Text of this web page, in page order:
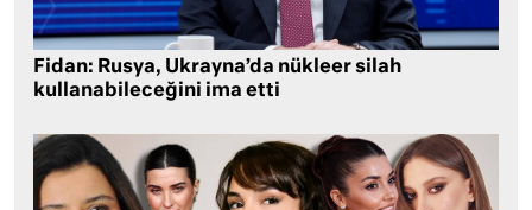
Fidan: Rusya, Ukrayna’da nükleer silah
kullanabileceğini ima etti